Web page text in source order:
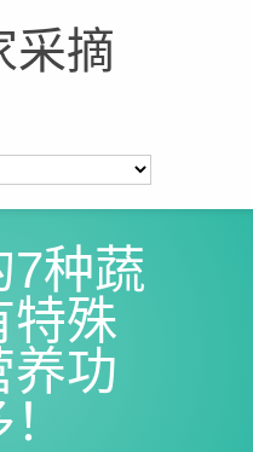
采摘
7种蔬
特殊
养功